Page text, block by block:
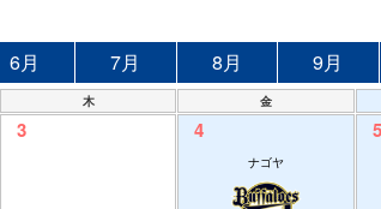
6月 7月 8月 9月
木 金
3 4
ナゴヤ
5